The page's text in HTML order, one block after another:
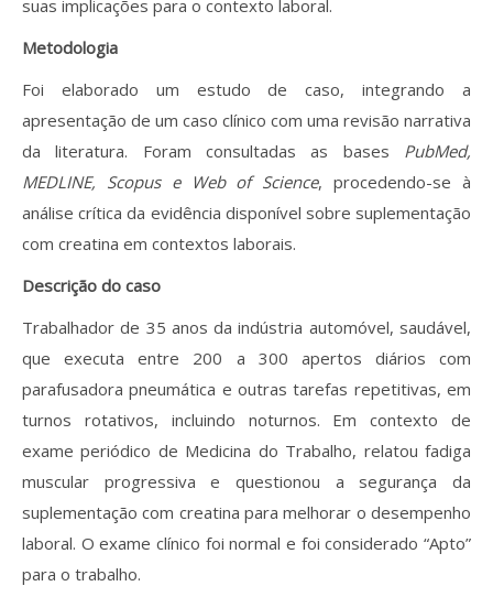
suas implicações para o contexto laboral.
Metodologia
Foi elaborado um estudo de caso, integrando a
apresentação de um caso clínico com uma revisão narrativa
da literatura. Foram consultadas as bases PubMed,
MEDLINE, Scopus e Web of Science, procedendo-se à
análise crítica da evidência disponível sobre suplementação
com creatina em contextos laborais.
Descrição do caso
Trabalhador de 35 anos da indústria automóvel, saudável,
que executa entre 200 a 300 apertos diários com
parafusadora pneumática e outras tarefas repetitivas, em
turnos rotativos, incluindo noturnos. Em contexto de
exame periódico de Medicina do Trabalho, relatou fadiga
muscular progressiva e questionou a segurança da
suplementação com creatina para melhorar o desempenho
laboral. O exame clínico foi normal e foi considerado “Apto”
para o trabalho.